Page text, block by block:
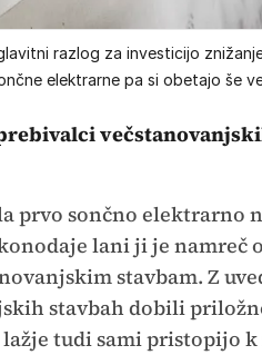
razlog za investicijo
elektrarne pa si obetajo še
prvo sončno elektrarno
lani ji je namreč
stavbam. Z
stavbah dobili
tudi sami pristopijo